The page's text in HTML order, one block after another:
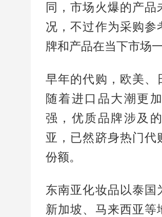
同，市场火爆的产
况，不过作为采购参
牌和产品在当下市场
早年的代购，欧美、
随着进口品大潮更
强，优质品牌涉及
亚，已然跻身热门代
份额。
东南亚化妆品以泰国
新加坡、马来西亚等